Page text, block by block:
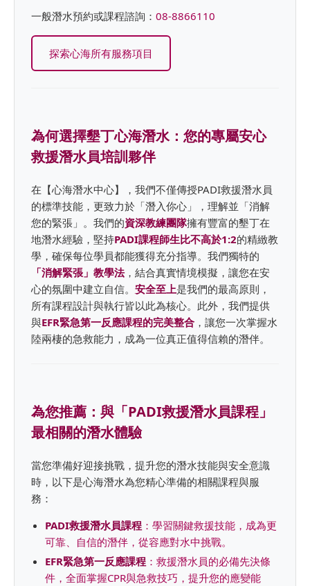
一般潛水預約或課程諮詢： 08-8866110
探索心海所有服務項目
為何選擇墾丁心海潛水：您的專屬安心
救援潛水員培訓夥伴
在【心海潛水中心】，我們不僅傳授PADI救援潛水員
的標準技能，更致力於「潛入你心」，理解並「消解
您的緊張」。我們的資深教練團隊擁有豐富的墾丁在
地潛水經驗，堅持PADI課程師生比不高於1:2的精緻教
學，確保每位學員都能獲得充分指導。我們獨特的
「消解緊張」教學法，結合真實情境模擬，讓您在安
心的氛圍中建立自信。 安全至上是我們的最高原則，
所有課程設計與執行皆以此為核心。此外，我們提供
與EFR緊急第一反應課程的完美整合 ，讓您一次掌握水
陸兩棲的急救能力，成為一位真正值得信賴的潛伴。
為您推薦：與「PADI救援潛水員課程」
最相關的潛水體驗
當您準備好迎接挑戰，提升您的潛水技能與安全意識
時，以下是心海潛水為您精心準備的相關課程與服
務：
PADI救援潛水員課程 ：學習關鍵救援技能，成為更
可靠、自信的潛伴，從容應對水中挑戰。
EFR緊急第一反應課程 ：救援潛水員的必備先決條
件，全面掌握CPR與急救技巧，提升您的應變能